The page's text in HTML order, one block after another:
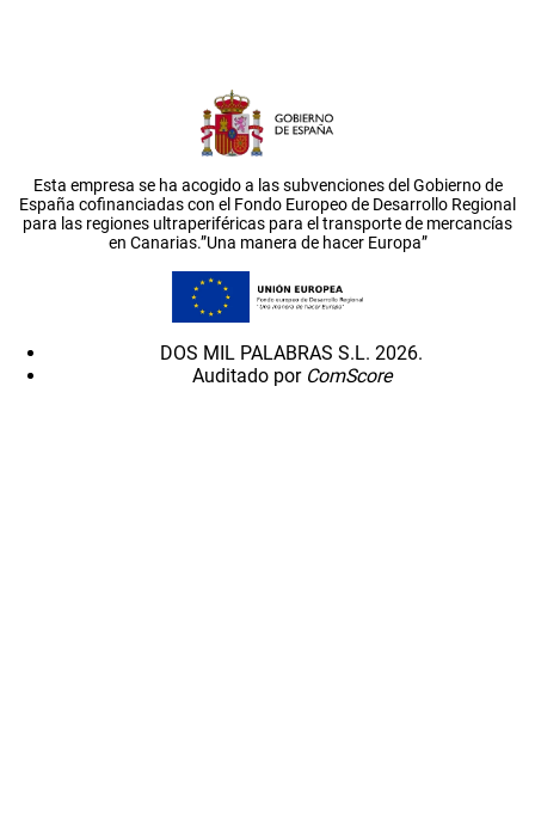
Esta empresa se ha acogido a las subvenciones del Gobierno de
España cofinanciadas con el Fondo Europeo de Desarrollo Regional
para las regiones ultraperiféricas para el transporte de mercancías
en Canarias.”Una manera de hacer Europa”
DOS MIL PALABRAS S.L. 2026.
Auditado por ComScore